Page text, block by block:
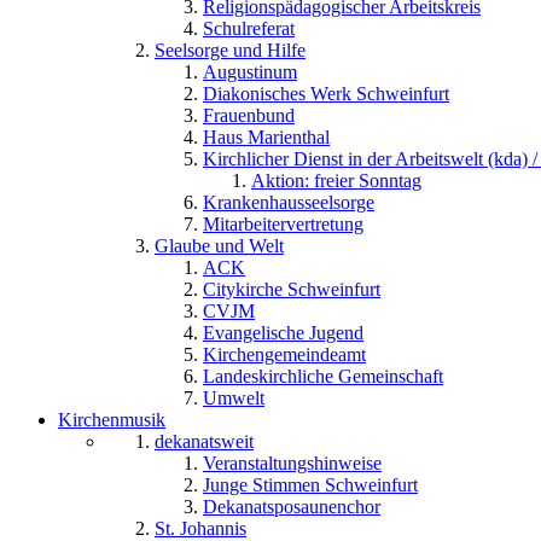
Religionspädagogischer Arbeitskreis
Schulreferat
Seelsorge und Hilfe
Augustinum
Diakonisches Werk Schweinfurt
Frauenbund
Haus Marienthal
Kirchlicher Dienst in der Arbeitswelt (kda) /
Aktion: freier Sonntag
Krankenhausseelsorge
Mitarbeitervertretung
Glaube und Welt
ACK
Citykirche Schweinfurt
CVJM
Evangelische Jugend
Kirchengemeindeamt
Landeskirchliche Gemeinschaft
Umwelt
Kirchenmusik
dekanatsweit
Veranstaltungshinweise
Junge Stimmen Schweinfurt
Dekanatsposaunenchor
St. Johannis